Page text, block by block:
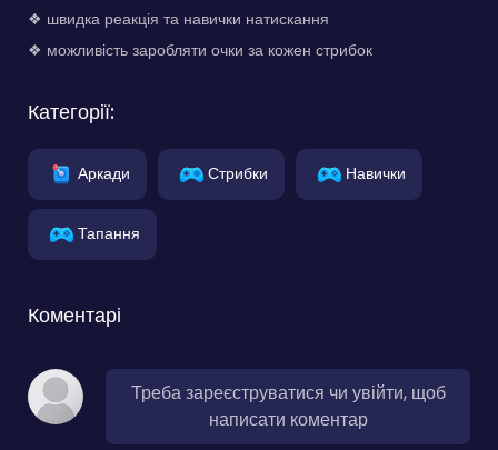
❖ швидка реакція та навички натискання
❖ можливість заробляти очки за кожен стрибок
Категорії:
Аркади Стрибки Навички
Тапання
Коментарі
Треба зареєструватися чи увійти, щоб
написати коментар